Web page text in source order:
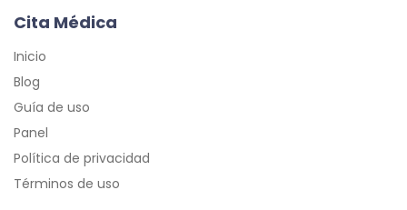
Cita Médica
Inicio
Blog
Guía de uso
Panel
Política de privacidad
Términos de uso